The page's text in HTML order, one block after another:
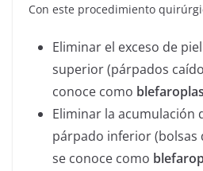
Con este procedimiento
Eliminar el exceso de
superior (párpados
conoce como
Eliminar la acumulación
párpado inferior (bolsas
se conoce como